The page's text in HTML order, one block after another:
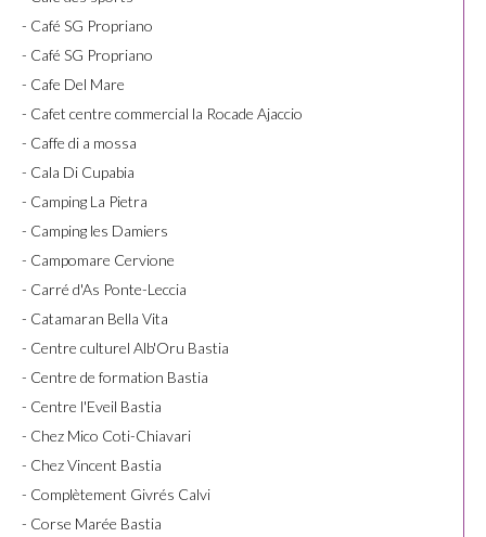
- Café SG Propriano
- Café SG Propriano
- Cafe Del Mare
- Cafet centre commercial la Rocade Ajaccio
- Caffe di a mossa
- Cala Di Cupabia
- Camping La Pietra
- Camping les Damiers
- Campomare Cervione
- Carré d'As Ponte-Leccia
- Catamaran Bella Vita
- Centre culturel Alb'Oru Bastia
- Centre de formation Bastia
- Centre l'Eveil Bastia
- Chez Mico Coti-Chiavari
- Chez Vincent Bastia
- Complètement Givrés Calvi
- Corse Marée Bastia